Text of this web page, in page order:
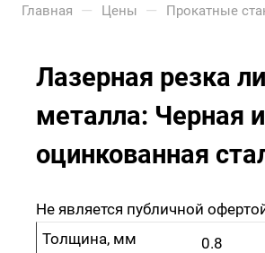
Главная — Цены — Прокатные
Лазерная резка
металла: Черная и
оцинкованная
Не является публичной
0.8
Толщина, мм